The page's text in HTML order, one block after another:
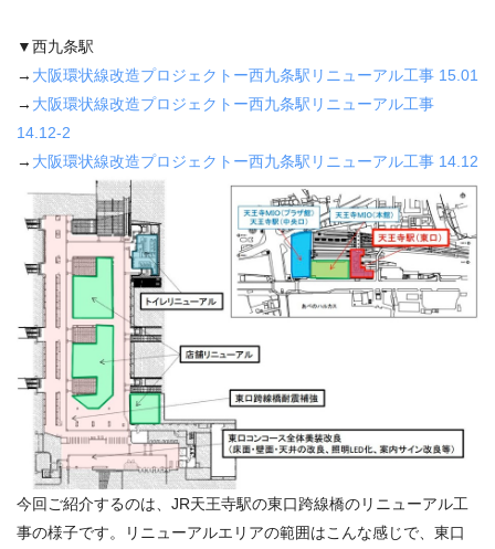
▼西九条駅
→ 大阪環状線改造プロジェクトー西九条駅リニューアル工事 15.01
→ 大阪環状線改造プロジェクトー西九条駅リニューアル工事
14.12-2
→ 大阪環状線改造プロジェクトー西九条駅リニューアル工事 14.12
今回ご紹介するのは、JR天王寺駅の東口跨線橋のリニューアル工
事の様子です。リニューアルエリアの範囲はこんな感じで、東口